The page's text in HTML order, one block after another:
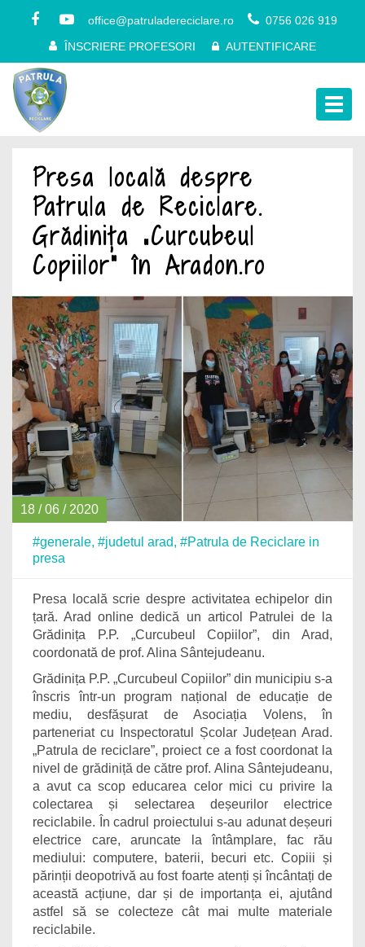
office@patruladereciclare.ro
0756 026 919
ÎNSCRIERE PROFESORI
AUTENTIFICARE
Presa locală despre
Patrula de Reciclare.
Grădinița „Curcubeul
Copiilor” în Aradon.ro
18 / 06 / 2020
#generale, #judetul arad, #Patrula de Reciclare in
presa
Presa locală scrie despre activitatea echipelor din
țară. Arad online dedică un articol Patrulei de la
Grădinița P.P. „Curcubeul Copiilor”, din Arad,
coordonată de prof. Alina Sântejudeanu.
Grădinița P.P. „Curcubeul Copiilor” din municipiu s-a
înscris într-un program național de educație de
mediu, desfășurat de Asociația Volens, în
parteneriat cu Inspectoratul Școlar Județean Arad.
„Patrula de reciclare”, proiect ce a fost coordonat la
nivel de grădiniță de către prof. Alina Sântejudeanu,
a avut ca scop educarea celor mici cu privire la
colectarea și selectarea deșeurilor electrice
reciclabile. În cadrul proiectului s-au adunat deșeuri
electrice care, aruncate la întâmplare, fac rău
mediului: computere, baterii, becuri etc. Copiii și
părinții deopotrivă au fost foarte atenți și încântați de
această acțiune, dar și de importanța ei, ajutând
astfel să se colecteze cât mai multe materiale
reciclabile.